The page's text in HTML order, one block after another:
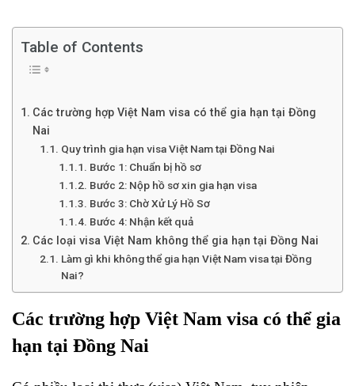
Table of Contents
Các trường hợp Việt Nam visa có thể gia hạn tại Đồng
Nai
Quy trình gia hạn visa Việt Nam tại Đồng Nai
Bước 1: Chuẩn bị hồ sơ
Bước 2: Nộp hồ sơ xin gia hạn visa
Bước 3: Chờ Xử Lý Hồ Sơ
Bước 4: Nhận kết quả
Các loại visa Việt Nam không thể gia hạn tại Đồng Nai
Làm gì khi không thể gia hạn Việt Nam visa tại Đồng
Nai?
Các trường hợp Việt Nam visa có thể gia
hạn tại Đồng Nai